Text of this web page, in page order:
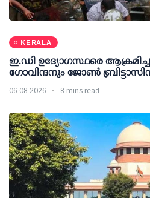
KERALA
ഇ.ഡി ഉദ്യോഗസ്ഥരെ
ഗോവിന്ദനും ജോണ്‍
06 08 2026 8 mins read